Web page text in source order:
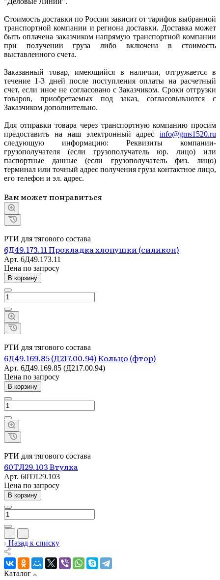
Стоимость доставки по России зависит от тарифов выбранной
транспортной компании и региона доставки. Доставка может
быть оплачена заказчиком напрямую транспортной компании
при получении груза либо включена в стоимость
выставленного счета.
Заказанный товар, имеющийся в наличии, отгружается в
течение 1-3 дней после поступления оплаты на расчетный
счет, если иное не согласовано с Заказчиком. Сроки отгрузки
товаров, приобретаемых под заказ, согласовываются с
Заказчиком дополнительно.
Для отправки товара через транспортную компанию просим
предоставить на наш электронный адрес info@gms1520.ru
следующую информацию: Реквизиты компании-
грузополучателя (если грузополучатель юр. лицо) или
паспортные данные (если грузополучатель физ. лицо)
терминал или точный адрес получения груза контактное лицо,
его телефон и эл. адрес.
Вам может понравиться
РТИ для тягового состава
6Д49.173.11 Прокладка хлопушки (силикон)
Арт. 6Д49.173.11
Цена по запросу
В корзину
РТИ для тягового состава
6Д49.169.85 (Д217.00.94) Кольцо (фтор)
Арт. 6Д49.169.85 (Д217.00.94)
Цена по запросу
В корзину
РТИ для тягового состава
60ТЛ29.103 Втулка
Арт. 60ТЛ29.103
Цена по запросу
В корзину
Назад к списку
Каталог